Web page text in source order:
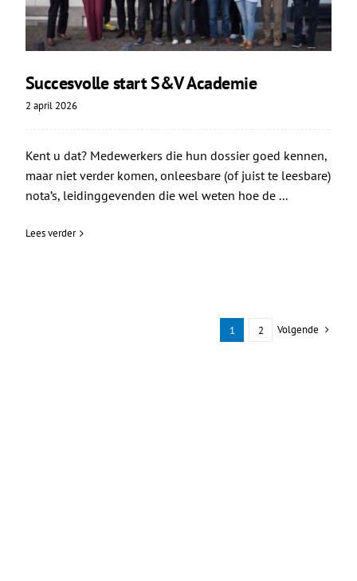
Succesvolle start S&V Academie
2 april 2026
Kent u dat? Medewerkers die hun dossier goed kennen,
maar niet verder komen, onleesbare (of juist te leesbare)
nota’s, leidinggevenden die wel weten hoe de ...
Lees verder
1 2 Volgende